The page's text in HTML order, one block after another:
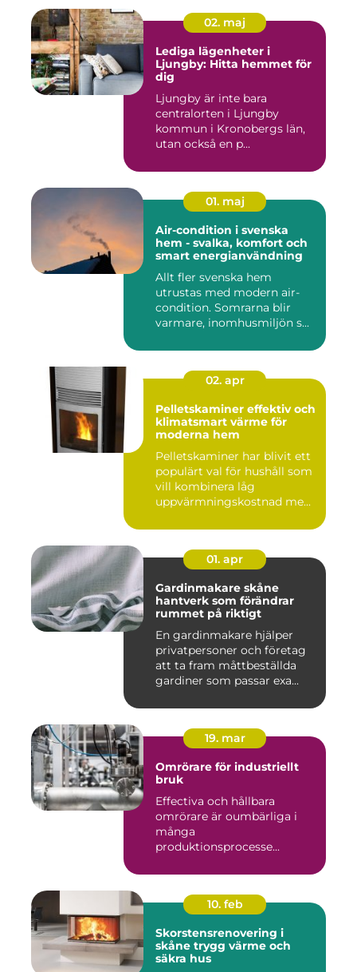
02. maj
Lediga lägenheter i
Ljungby: Hitta hemmet för
dig
Ljungby är inte bara
centralorten i Ljungby
kommun i Kronobergs län,
utan också en p...
01. maj
Air-condition i svenska
hem - svalka, komfort och
smart energianvändning
Allt fler svenska hem
utrustas med modern air-
condition. Somrarna blir
varmare, inomhusmiljön s...
02. apr
Pelletskaminer effektiv och
klimatsmart värme för
moderna hem
Pelletskaminer har blivit ett
populärt val för hushåll som
vill kombinera låg
uppvärmningskostnad me...
01. apr
Gardinmakare skåne
hantverk som förändrar
rummet på riktigt
En gardinmakare hjälper
privatpersoner och företag
att ta fram måttbeställda
gardiner som passar exa...
19. mar
Omrörare för industriellt
bruk
Effectiva och hållbara
omrörare är oumbärliga i
många
produktionsprocesse...
10. feb
Skorstensrenovering i
skåne trygg värme och
säkra hus